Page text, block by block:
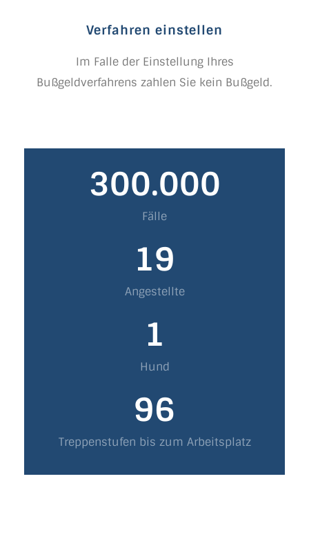
Verfahren einstellen
Im Falle der Einstellung Ihres
Bußgeldverfahrens zahlen Sie kein Bußgeld.
300.000
Fälle
19
Angestellte
1
Hund
96
Treppenstufen bis zum Arbeitsplatz